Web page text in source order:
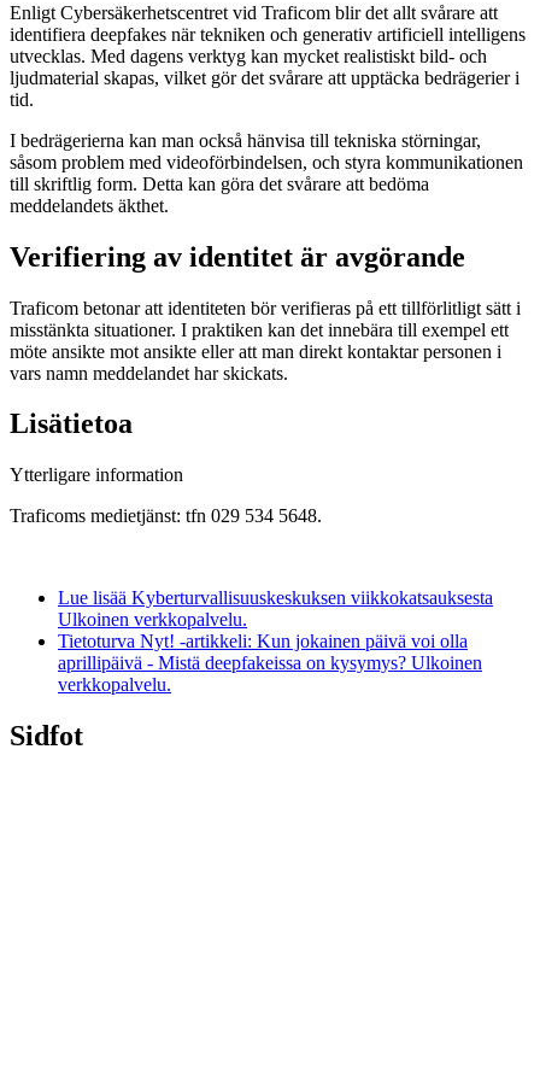
Enligt Cybersäkerhetscentret vid Traficom blir det allt svårare att
identifiera deepfakes när tekniken och generativ artificiell intelligens
utvecklas. Med dagens verktyg kan mycket realistiskt bild- och
ljudmaterial skapas, vilket gör det svårare att upptäcka bedrägerier i
tid.
I bedrägerierna kan man också hänvisa till tekniska störningar,
såsom problem med videoförbindelsen, och styra kommunikationen
till skriftlig form. Detta kan göra det svårare att bedöma
meddelandets äkthet.
Verifiering av identitet är avgörande
Traficom betonar att identiteten bör verifieras på ett tillförlitligt sätt i
misstänkta situationer. I praktiken kan det innebära till exempel ett
möte ansikte mot ansikte eller att man direkt kontaktar personen i
vars namn meddelandet har skickats.
Lisätietoa
Ytterligare information
Traficoms medietjänst: tfn 029 534 5648.
Lue lisää Kyberturvallisuuskeskuksen viikkokatsauksesta
Ulkoinen verkkopalvelu.
Tietoturva Nyt! -artikkeli: Kun jokainen päivä voi olla
aprillipäivä - Mistä deepfakeissa on kysymys? Ulkoinen
verkkopalvelu.
Sidfot